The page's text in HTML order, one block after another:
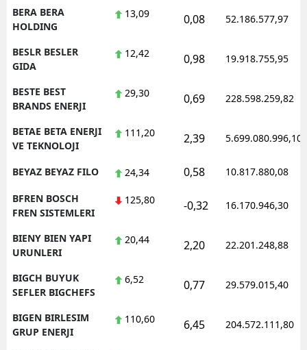
BERA BERA
HOLDING
13,09 0,08 52.186.577,97
BESLR BESLER
GIDA
12,42 0,98 19.918.755,95
BESTE BEST
BRANDS ENERJI
29,30 0,69 228.598.259,82
BETAE BETA ENERJI
VE TEKNOLOJI
111,20 2,39 5.699.080.996,10
BEYAZ BEYAZ FILO 24,34 0,58 10.817.880,08
BFREN BOSCH
FREN SISTEMLERI
125,80 -0,32 16.170.946,30
BIENY BIEN YAPI
URUNLERI
20,44 2,20 22.201.248,88
BIGCH BUYUK
SEFLER BIGCHEFS
6,52 0,77 29.579.015,40
BIGEN BIRLESIM
GRUP ENERJI
110,60 6,45 204.572.111,80